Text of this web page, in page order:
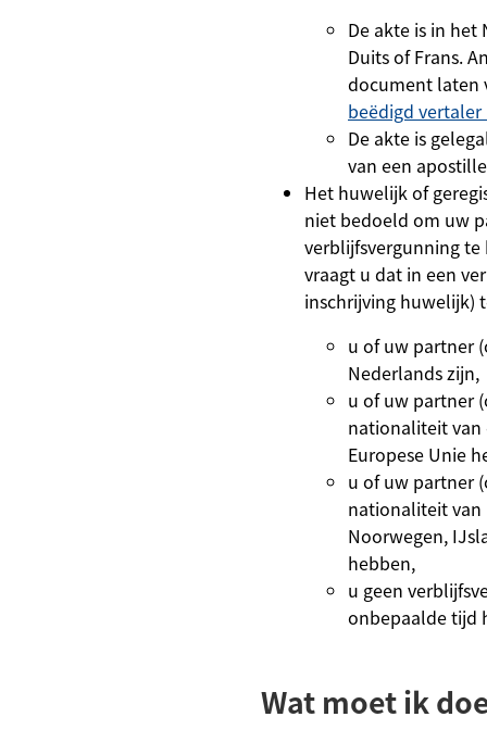
De akte is in het
Duits of Frans.
document laten
beëdigd
De akte is
van een
Het huwelijk of
niet bedoeld om uw
verblijfsvergunning te
vraagt u dat in een
inschrijving huwelijk)
u of uw partner
Nederlands zijn,
u of uw partner
nationaliteit van
Europese Unie
u of uw partner
nationaliteit van
Noorwegen,
hebben,
u geen
onbepaalde tijd
Wat moet ik